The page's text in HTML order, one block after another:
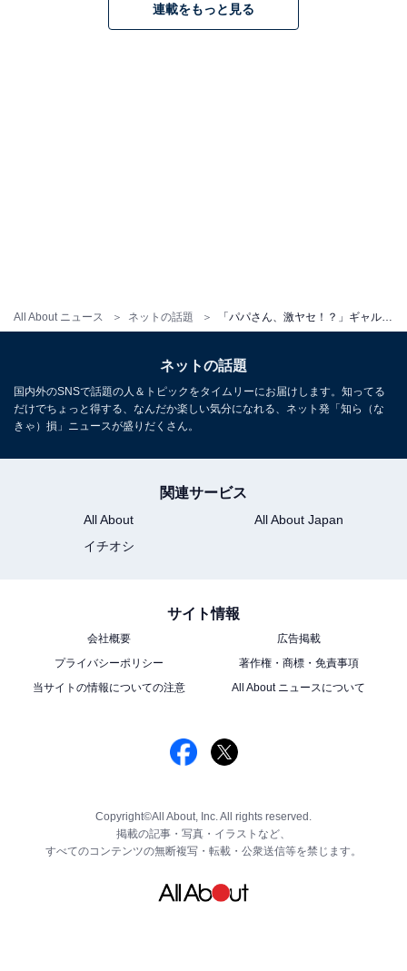
All About ニュース ネットの話題
連載をもっと見る
ネットの話題
国内外のSNSで話題の人＆トピックをタイムリーにお届けします。知ってる
だけでちょっと得する、なんだか楽しい気分になれる、ネット発「知ら（な
きゃ）損」ニュースが盛りだくさん。
関連サービス
All About
All About Japan
イチオシ
サイト情報
会社概要
広告掲載
プライバシーポリシー
著作権・商標・免責事項
当サイトの情報についての注意
All About ニュースについて
Copyright©All About, Inc. All rights reserved.
掲載の記事・写真・イラストなど、
すべてのコンテンツの無断複写・転載・公衆送信等を禁じます。